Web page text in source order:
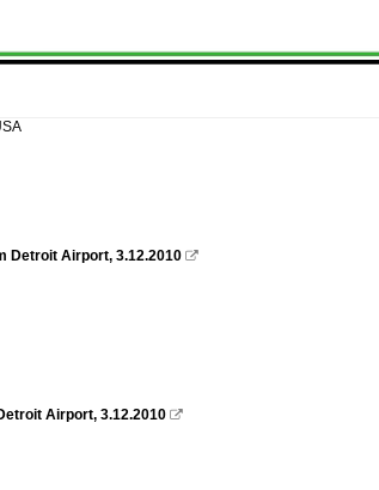
Detroit Airport, 3.12.2010 
Airport, 3.12.2010 